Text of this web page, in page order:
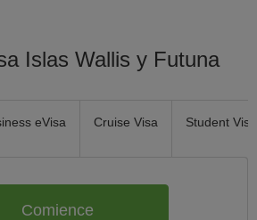
Islas Wallis y Futuna
eVisa Cruise Visa Student Visa
Comience